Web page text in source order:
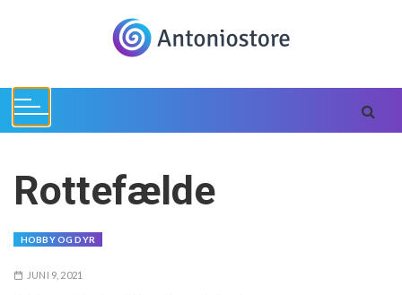
Rottefælde
HOBBY OG DYR
JUNI 9, 2021